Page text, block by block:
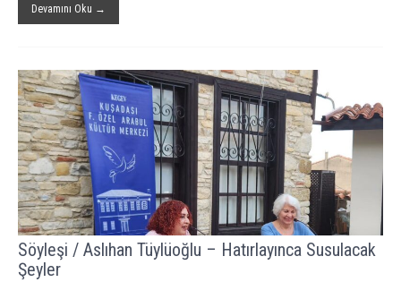
Devamını Oku →
Söyleşi / Aslıhan Tüylüoğlu – Hatırlayınca Susulacak
Şeyler